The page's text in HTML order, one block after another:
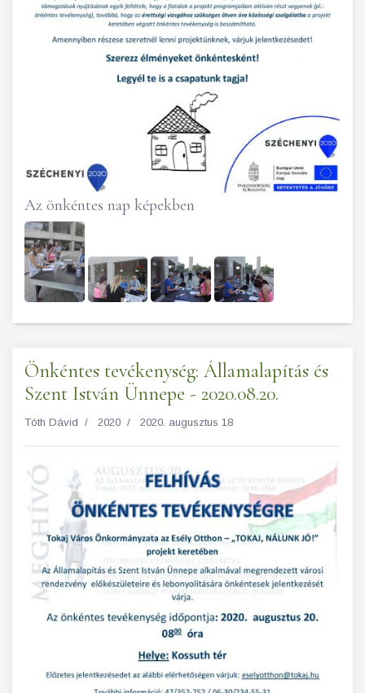
Az önkéntes nap képekben
Önkéntes tevékenység: Államalapítás és
Szent István Ünnepe - 2020.08.20.
Tóth Dávid 2020 2020. augusztus 18